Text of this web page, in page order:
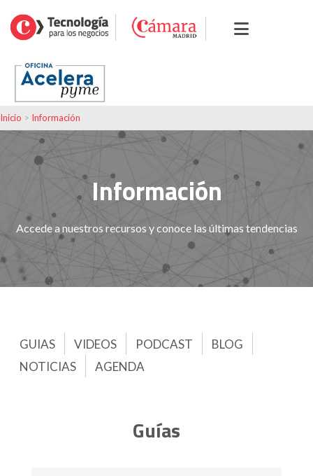
Inicio > Información
Información
Accede a nuestros recursos y conoce las últimas tendencias
GUIAS VIDEOS PODCAST
BLOG
NOTICIAS
AGENDA
Guías